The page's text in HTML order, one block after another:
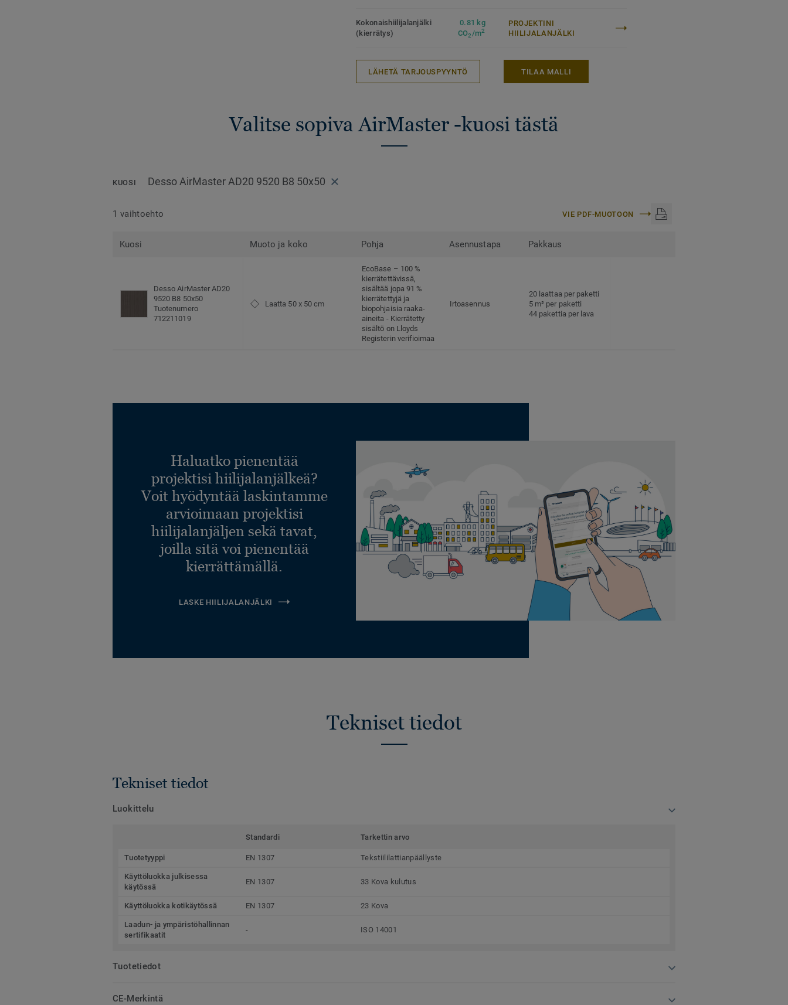
(mediaaniarvot).
Kokonaishiilijalanjälki
(kierrätys)
0.81 kg
CO2/m2
PROJEKTINI
HIILIJALANJÄLKI
LÄHETÄ TARJOUSPYYNTÖ TILAA MALLI
Valitse sopiva AirMaster -kuosi tästä
KUOSI Desso AirMaster AD20 9520 B8 50x50
1 vaihtoehto VIE PDF-MUOTOON
Kuosi Muoto ja koko Pohja Asennustapa Pakkaus
Desso AirMaster AD20
9520 B8 50x50
Tuotenumero
712211019
Laatta 50 x 50 cm
EcoBase – 100 %
kierrätettävissä,
sisältää jopa 91 %
kierrätettyjä ja
biopohjaisia raaka-
aineita - Kierrätetty
sisältö on Lloyds
Registerin verifioimaa
Irtoasennus
20 laattaa per paketti
5 m² per paketti
44 pakettia per lava
Haluatko pienentää
projektisi hiilijalanjälkeä?
Voit hyödyntää laskintamme
arvioimaan projektisi
hiilijalanjäljen sekä tavat,
joilla sitä voi pienentää
kierrättämällä.
LASKE HIILIJALANJÄLKI
Tekniset tiedot
Tekniset tiedot
Luokittelu
Standardi Tarkettin arvo
Tuotetyyppi EN 1307 Tekstiililattianpäällyste
Käyttöluokka julkisessa
käytössä
EN 1307 33 Kova kulutus
Käyttöluokka kotikäytössä EN 1307 23 Kova
Laadun- ja ympäristöhallinnan
sertifikaatit
- ISO 14001
Tuotetiedot
CE-Merkintä